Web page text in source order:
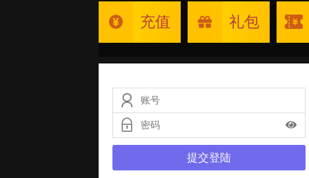
充值 礼包
提交登陆